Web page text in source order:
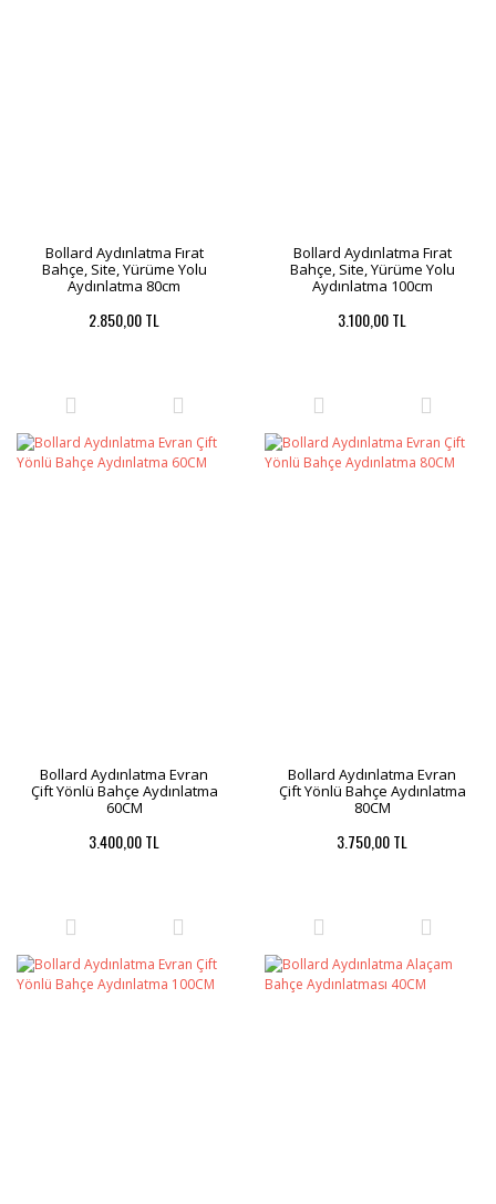
Bollard Aydınlatma Fırat
Bahçe, Site, Yürüme Yolu
Aydınlatma 80cm
2.850,00 TL
Bollard Aydınlatma Fırat
Bahçe, Site, Yürüme Yolu
Aydınlatma 100cm
3.100,00 TL
Bollard Aydınlatma Evran
Çift Yönlü Bahçe Aydınlatma
60CM
3.400,00 TL
Bollard Aydınlatma Evran
Çift Yönlü Bahçe Aydınlatma
80CM
3.750,00 TL